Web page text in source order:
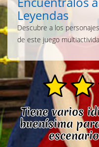
Leyendas
Descubre a los
de este juego
Tiene varios
buenísima